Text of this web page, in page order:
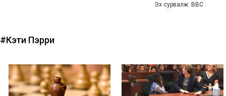
Эх сурвалж: ВВС
#Кэти Пэрри